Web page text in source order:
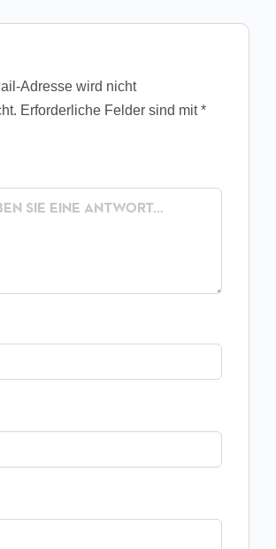
Adresse wird nicht
Erforderliche Felder sind mit*